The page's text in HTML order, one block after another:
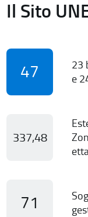
Il Sito
47
23
e
337,48
71